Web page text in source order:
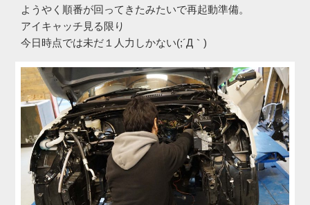
ようやく順番が回ってきたみたいで再起動準備。
アイキャッチ見る限り
今日時点では未だ１人力しかない(;´Д｀)